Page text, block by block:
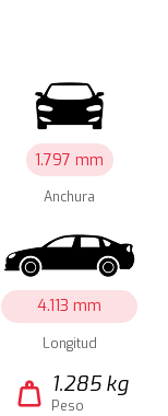
1.797 mm
Anchura
4.113 mm
Longitud
weight 1.285 kg
Peso